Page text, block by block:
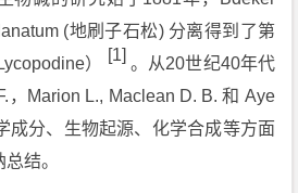
(地刷子石松) 分离得到了第
）
[1]。从20世纪40年代
，Marion L., Maclean D. B. 和 Aye
成分、生物起源、化学合成等方面
结。